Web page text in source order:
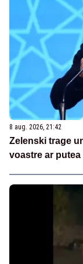
8 aug. 2026, 21:42
Zelenski trage
voastre ar putea